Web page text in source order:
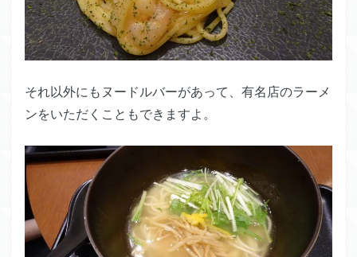
それ以外にもヌードルバーがあって、有名店のラーメ
ンをいただくこともできますよ。